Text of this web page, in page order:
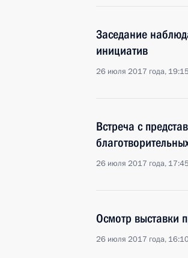
Заседание
инициатив
26 июля 2017 года, 19:15
Встреча с
26 июля 2017 года, 17:45
Осмотр выставки
26 июля 2017 года,